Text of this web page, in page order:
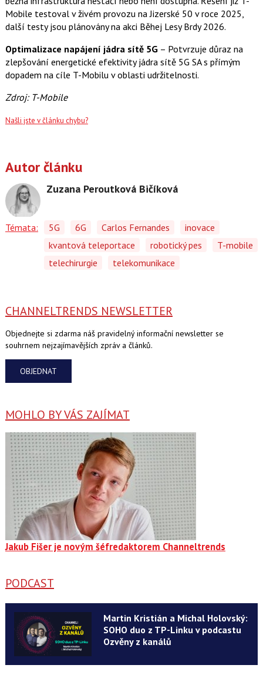
Mobile testoval v živém provozu na Jizerské 50 v roce 2025,
další testy jsou plánovány na akci Běhej Lesy Brdy 2026.
Optimalizace napájení jádra sítě 5G– Potvrzuje důraz na
zlepšování energetické efektivity jádra sítě 5G SA s přímým
dopadem na cíle T-Mobilu v oblasti udržitelnosti.
Zdroj: T-Mobile
Našli jste v článku chybu?
Autor článku
Zuzana Peroutková Bičíková
Témata: 5G 6G Carlos Fernandes
inovace
kvantová teleportace
robotický pes
T-mobile
telechirurgie
telekomunikace
CHANNELTRENDS NEWSLETTER
Objednejte si zdarma náš pravidelný informační newsletter se
souhrnem nejzajímavějších zpráv a článků.
OBJEDNAT
MOHLO BY VÁS ZAJÍMAT
Jakub Fišer je novým šéfredaktorem Channeltrends
PODCAST
Martin Kristián a Michal Holovský:
SOHO duo z TP-Linku v podcastu
Ozvěny z kanálů